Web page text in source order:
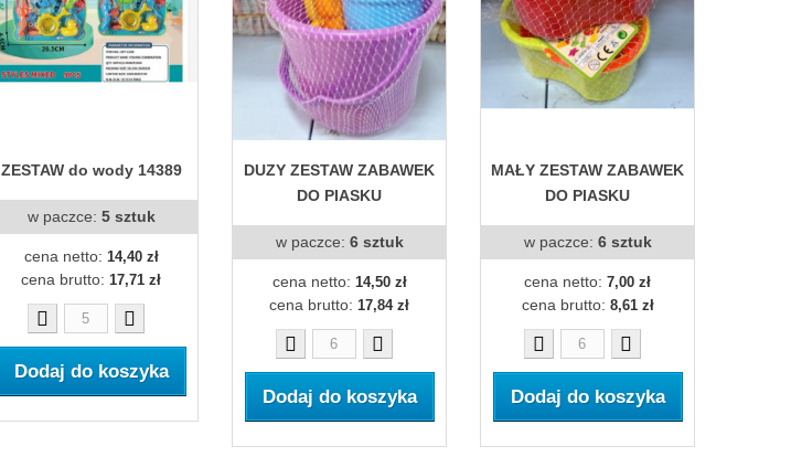
ZESTAW do wody 14389
w paczce: 5 sztuk
cena netto: 14,40 zł
cena brutto: 17,71 zł
Dodaj do koszyka
DUZY ZESTAW ZABAWEK
DO PIASKU
w paczce: 6 sztuk
cena netto: 14,50 zł
cena brutto: 17,84 zł
Dodaj do koszyka
MAŁY ZESTAW ZABAWEK
DO PIASKU
w paczce: 6 sztuk
cena netto: 7,00 zł
cena brutto: 8,61 zł
Dodaj do koszyka